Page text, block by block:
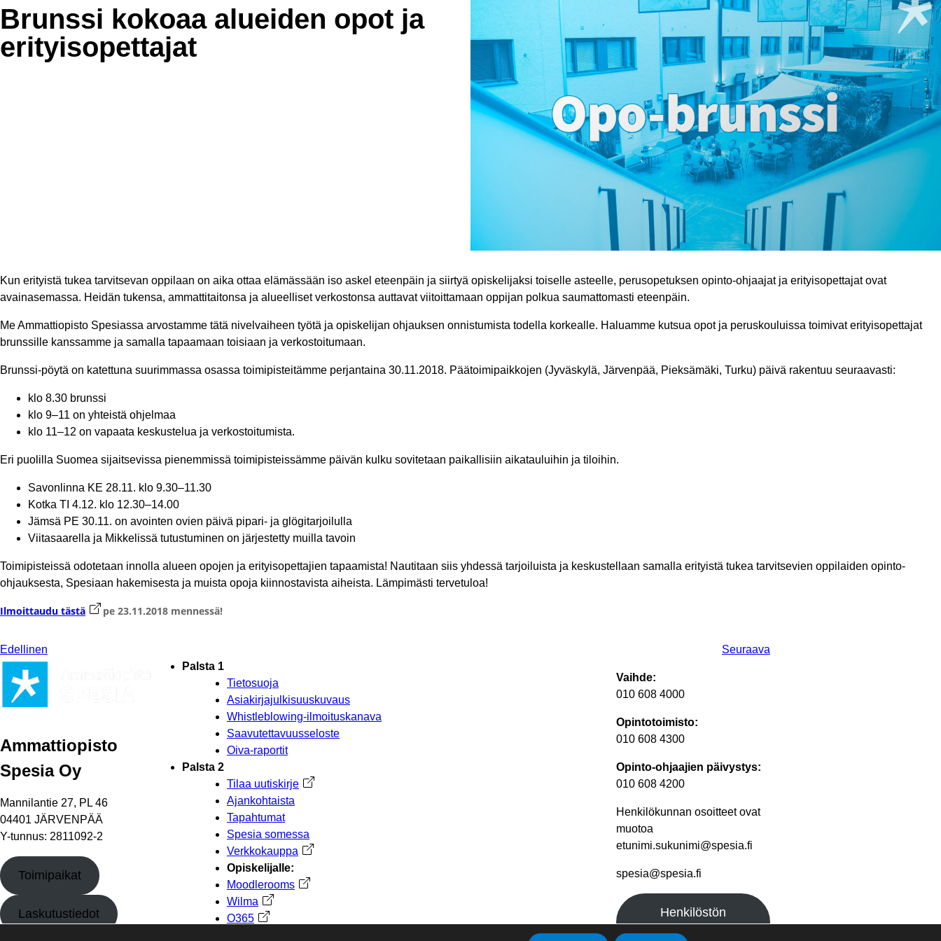
Brunssi kokoaa alueiden opot ja
erityi­so­pet­tajat
Kun erityistä tukea tarvitsevan oppilaan on aika ottaa elämässään iso askel eteenpäin ja siirtyä opiskelijaksi toiselle asteelle, perusopetuksen opinto-ohjaajat ja erityisopettajat ovat
avainasemassa. Heidän tukensa, ammattitaitonsa ja alueelliset verkostonsa auttavat viitoittamaan oppijan polkua saumattomasti eteenpäin.
Me Ammattiopisto Spesiassa arvostamme tätä nivelvaiheen työtä ja opiskelijan ohjauksen onnistumista todella korkealle. Haluamme kutsua opot ja peruskouluissa toimivat erityisopettajat
brunssille kanssamme ja samalla tapaamaan toisiaan ja verkostoitumaan.
Brunssi-pöytä on katettuna suurimmassa osassa toimipisteitämme perjantaina 30.11.2018. Päätoimipaikkojen (Jyväskylä, Järvenpää, Pieksämäki, Turku) päivä rakentuu seuraavasti:
klo 8.30 brunssi
klo 9–11 on yhteistä ohjelmaa
klo 11–12 on vapaata keskustelua ja verkostoitumista.
Eri puolilla Suomea sijaitsevissa pienemmissä toimipisteissämme päivän kulku sovitetaan paikallisiin aikatauluihin ja tiloihin.
Savonlinna KE 28.11. klo 9.30–11.30
Kotka TI 4.12. klo 12.30–14.00
Jämsä PE 30.11. on avointen ovien päivä pipari- ja glögitarjoilulla
Viitasaarella ja Mikkelissä tutustuminen on järjestetty muilla tavoin
Toimipisteissä odotetaan innolla alueen opojen ja erityisopettajien tapaamista! Nautitaan siis yhdessä tarjoiluista ja keskustellaan samalla erityistä tukea tarvitsevien oppilaiden opinto-
ohjauksesta, Spesiaan hakemisesta ja muista opoja kiinnostavista aiheista. Lämpimästi tervetuloa!
Ilmoittaudu tästä Avautuu uuteen välilehteen
pe 23.11.2018 mennessä!
Edellinen Seuraava
Ammattiopisto
Spesia Oy
Mannilantie 27, PL 46
04401 JÄRVENPÄÄ
Y-tunnus: 2811092-2
Toimipaikat
Laskutustiedot
Palsta 1
Tietosuoja
Asiakirjajulkisuuskuvaus
Whistleblowing-ilmoituskanava
Saavutettavuusseloste
Oiva-raportit
Palsta 2
Tilaa uutiskirje Avautuu uuteen välilehteen
Ajankohtaista
Tapahtumat
Spesia somessa
Verkkokauppa Avautuu uuteen välilehteen
Opiskelijalle:
Moodlerooms Avautuu uuteen välilehteen
Wilma Avautuu uuteen välilehteen
O365 Avautuu uuteen välilehteen
Vaihde:
010 608 4000
Opintotoimisto:
010 608 4300
Opinto-ohjaajien päivystys:
010 608 4200
Henkilökunnan osoitteet ovat
muotoa
etunimi.sukunimi@spesia.fi
spesia@spesia.fi
Henkilöstön
yhteystiedot